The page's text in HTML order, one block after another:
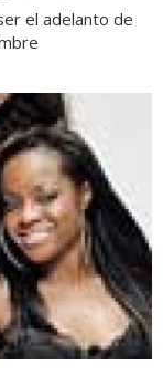
el adelanto de